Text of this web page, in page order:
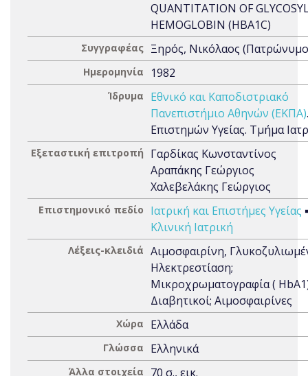
QUANTITATION OF
HEMOGLOBIN (HBA1C)
Συγγραφέας Ξηρός, Νικόλαος
Ημερομηνία 1982
Ίδρυμα
Εθνικό και Καποδιστριακό
Πανεπιστήμιο Αθηνών (ΕΚΠΑ)
Επιστημών Υγείας. Τμήμα
Εξεταστική επιτροπή
Γαρδίκας Κωνσταντίνος
Αραπάκης Γεώργιος
Χαλεβελάκης Γεώργιος
Επιστημονικό πεδίο Ιατρική και Επιστήμες Υγείας
Κλινική Ιατρική
Λέξεις-κλειδιά Αιμοσφαιρίνη,
Ηλεκτρεστίαση;
Μικροχρωματογραφία (
Διαβητικοί; Αιμοσφαιρίνες
Χώρα Ελλάδα
Γλώσσα Ελληνικά
Άλλα στοιχεία 70 σ., εικ.